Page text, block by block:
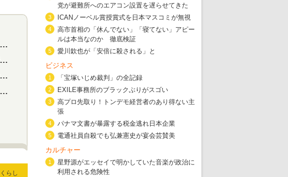
特集2 東京五輪強行開催特別企画 大ウソだら
・
・ 五輪サッカー・久保建英が南アの陽性者に「僕らに損ではない
・ 五輪関係者が入国当日、築地を散歩！
・ 五輪でIOCラウンジ以外にVIPルーム、広告代理店は物品購入
くらし
党が避難所へのエアコン設置を遅らせてきた
3 ICANノーベル賞授賞式を日本マスコミが無視
4
高市首相の「休んでない」「寝てない」アピー
ルは本当なのか 徹底検証
5 愛川欽也が「安倍に殺される」と
ビジネス
1 「宝塚いじめ裁判」の全記録
2 EXILE事務所のブラックぶりがスゴい
3
高プロ先取り！トンデモ経営者のあり得ない主
張
4 パナマ文書が暴露する税金逃れ日本企業
5 電通社員自殺でも弘兼憲史が宴会芸賛美
カルチャー
1
星野源がエッセイで明かしていた音楽が政治に
利用される危険性